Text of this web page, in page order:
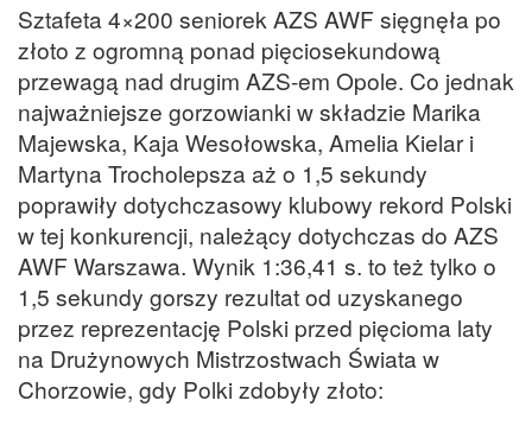
Sztafeta 4×200 seniorek AZS AWF sięgnęła po
złoto z ogromną ponad pięciosekundową
przewagą nad drugim AZS-em Opole. Co jednak
najważniejsze gorzowianki w składzie Marika
Majewska, Kaja Wesołowska, Amelia Kielar i
Martyna Trocholepsza aż o 1,5 sekundy
poprawiły dotychczasowy klubowy rekord Polski
w tej konkurencji, należący dotychczas do AZS
AWF Warszawa. Wynik 1:36,41 s. to też tylko o
1,5 sekundy gorszy rezultat od uzyskanego
przez reprezentację Polski przed pięcioma laty
na Drużynowych Mistrzostwach Świata w
Chorzowie, gdy Polki zdobyły złoto: